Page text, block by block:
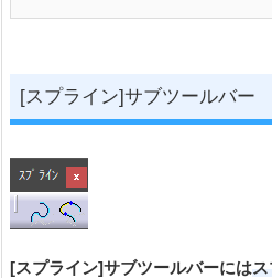
[スプライン]サブツールバー
[スプライン]サブツールバーには